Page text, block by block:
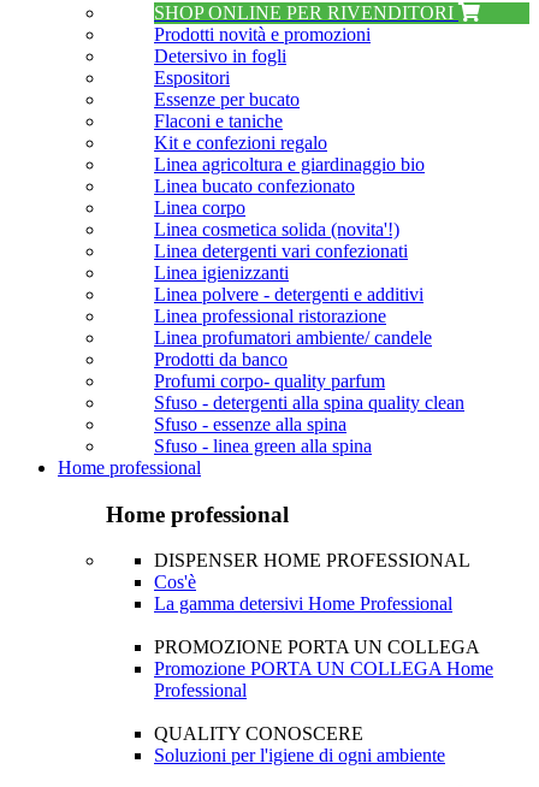
SHOP ONLINE PER RIVENDITORI
Prodotti novità e promozioni
Detersivo in fogli
Espositori
Essenze per bucato
Flaconi e taniche
Kit e confezioni regalo
Linea agricoltura e giardinaggio bio
Linea bucato confezionato
Linea corpo
Linea cosmetica solida (novita'!)
Linea detergenti vari confezionati
Linea igienizzanti
Linea polvere - detergenti e additivi
Linea professional ristorazione
Linea profumatori ambiente/ candele
Prodotti da banco
Profumi corpo- quality parfum
Sfuso - detergenti alla spina quality clean
Sfuso - essenze alla spina
Sfuso - linea green alla spina
Home professional
Home professional
DISPENSER HOME PROFESSIONAL
Cos'è
La gamma detersivi Home Professional
PROMOZIONE PORTA UN COLLEGA
Promozione PORTA UN COLLEGA Home
Professional
QUALITY CONOSCERE
Soluzioni per l'igiene di ogni ambiente